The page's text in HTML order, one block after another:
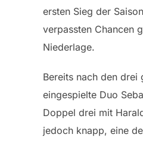
ersten Sieg der
verpassten Chancen
Niederlage.
Bereits nach den drei
eingespielte Duo
Doppel drei mit
jedoch knapp, eine